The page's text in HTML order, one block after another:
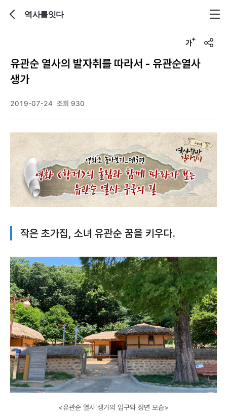
역사를잇다
u
유관순 열사의 발자취를 따라서 - 유관순열사
생가
2019-07-24 조회 930
작은 초가집, 소녀 유관순 꿈을 키우다.
<유관순 열사 생가의 입구와 정면 모습>